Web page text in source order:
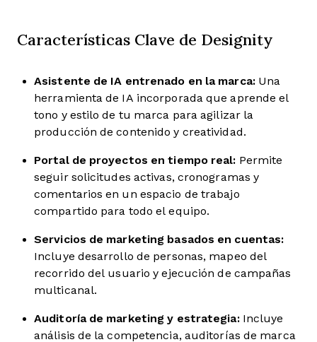
Características Clave de Designity
Asistente de IA entrenado en la marca:Una
herramienta de IA incorporada que aprende el
tono y estilo de tu marca para agilizar la
producción de contenido y creatividad.
Portal de proyectos en tiempo real: Permite
seguir solicitudes activas, cronogramas y
comentarios en un espacio de trabajo
compartido para todo el equipo.
Servicios de marketing basados en cuentas:
Incluye desarrollo de personas, mapeo del
recorrido del usuario y ejecución de campañas
multicanal.
Auditoría de marketing y estrategia:Incluye
análisis de la competencia, auditorías de marca